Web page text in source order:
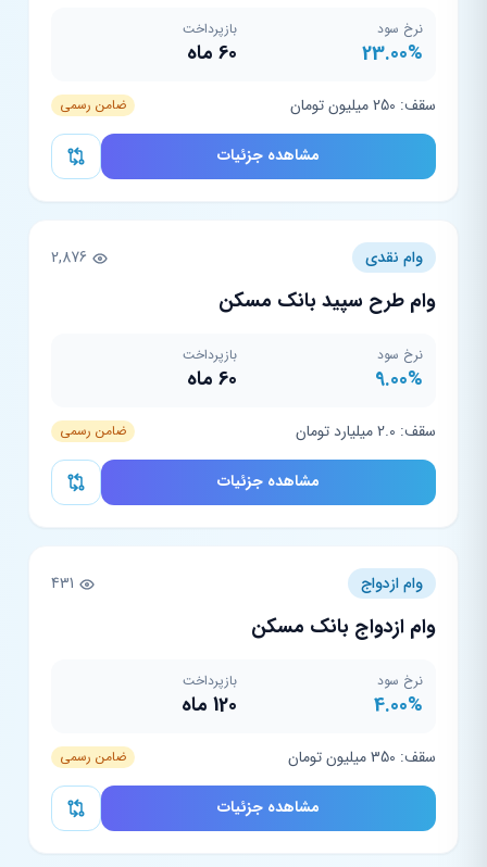
نرخ سود
23.00%
بازپرداخت
60 ماه
سقف: 250 میلیون تومان ضامن رسمی
مشاهده جزئیات
وام نقدی
وام طرح سپید بانک مسکن
نرخ سود
9.00%
بازپرداخت
60 ماه
سقف: 2.0 میلیارد تومان ضامن رسمی
مشاهده جزئیات
وام ازدواج
وام ازدواج بانک مسکن
نرخ سود
4.00%
بازپرداخت
120 ماه
سقف: 350 میلیون تومان ضامن رسمی
مشاهده جزئیات